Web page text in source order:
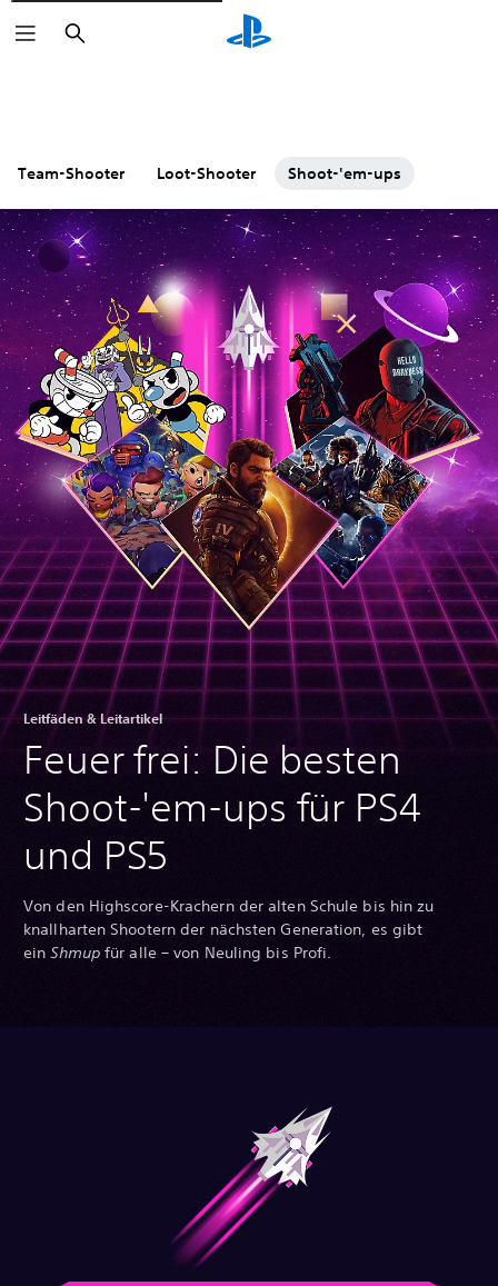
Suchen
Team-Shooter Loot-Shooter Shoot-'em-ups
Leitfäden & Leitartikel
Feuer frei: Die besten
Shoot-'em-ups für PS4
und PS5
Von den Highscore-Krachern der alten Schule bis hin zu
knallharten Shootern der nächsten Generation, es gibt
einShmupfür alle – von Neuling bis Profi.